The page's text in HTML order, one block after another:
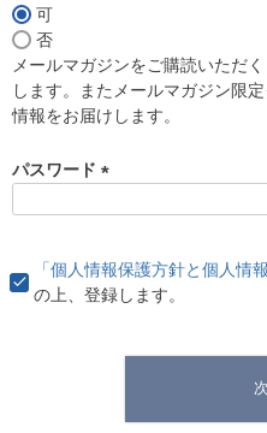
須
)
可
否
メールマガジンをご購読いただ
します。またメールマガジン限
情報をお届けします。
パスワード
)
「個人情報保護方針と個人情
の上、登録します。